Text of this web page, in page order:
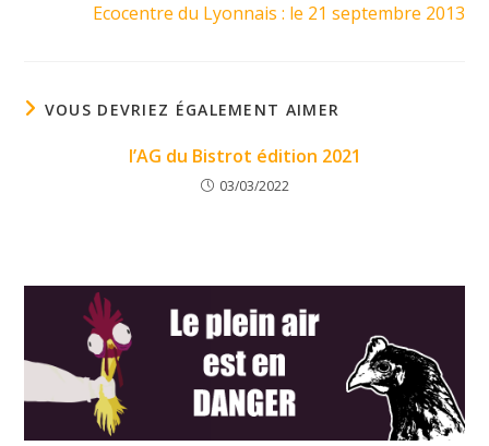
Ecocentre du Lyonnais : le 21 septembre 2013
VOUS DEVRIEZ ÉGALEMENT AIMER
l’AG du Bistrot édition 2021
03/03/2022